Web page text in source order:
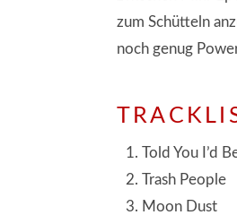
zum Schütteln
noch genug
Told You I’d
Trash People
Moon Dust